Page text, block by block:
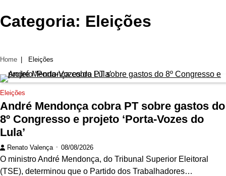
Categoria: Eleições
Home Eleições
Eleições
André Mendonça cobra PT sobre gastos do
8º Congresso e projeto ‘Porta-Vozes do
Lula’
Renato Valença 08/08/2026
O ministro André Mendonça, do Tribunal Superior Eleitoral
(TSE), determinou que o Partido dos Trabalhadores…